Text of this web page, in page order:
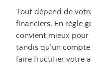
Tout dépend de
financiers. En règle
convient mieux pour
tandis qu’un
faire fructifier votre